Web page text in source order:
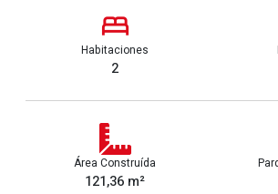
Habitaciones
2
Área Construída
121,36 m²